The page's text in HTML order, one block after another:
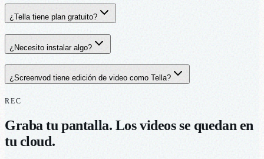
¿Tella tiene plan gratuito?
¿Necesito instalar algo?
¿Screenvod tiene edición de video como Tella?
REC
Graba tu pantalla. Los videos se quedan en
tu cloud.